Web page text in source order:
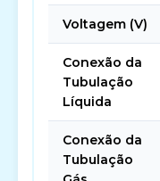
Voltagem (V)
Conexão da
Tubulação
Líquida
Conexão da
Tubulação